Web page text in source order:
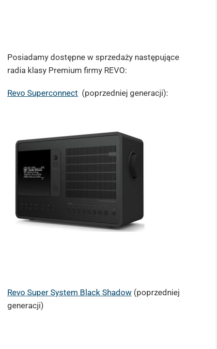
Posiadamy dostępne w sprzedaży następujące
radia klasy Premium firmy REVO:
Revo Superconnect (poprzedniej generacji):
Revo Super System Black Shadow (poprzedniej
generacji)